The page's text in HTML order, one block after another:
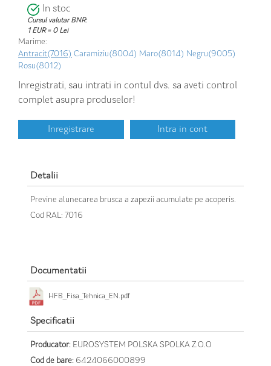
In stoc
Cursul valutar BNR:
1 EUR = 0 Lei
Marime:
Antracit(7016) Caramiziu(8004) Maro(8014) Negru(9005)
Rosu(8012)
Inregistrati, sau intrati in contul dvs. sa aveti control
complet asupra produselor!
Inregistrare Intra in cont
Detalii
Previne alunecarea brusca a zapezii acumulate pe acoperis.
Cod RAL: 7016
Documentatii
HFB_Fisa_Tehnica_EN.pdf
Specificatii
Producator: EUROSYSTEM POLSKA SPOLKA Z.O.O
Cod de bare: 6424066000899